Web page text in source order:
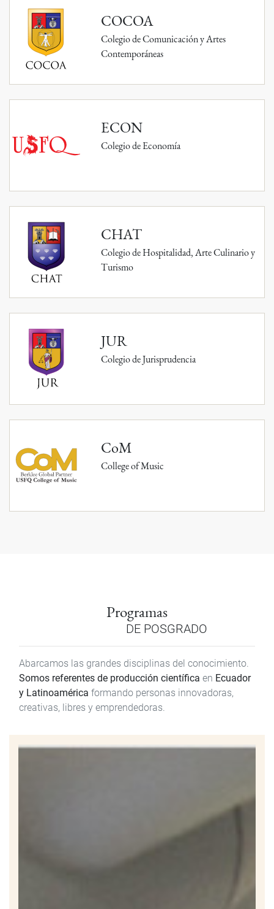
COCOA
Colegio de Comunicación y Artes
Contemporáneas
ECON
Colegio de Economía
CHAT
Colegio de Hospitalidad, Arte Culinario y
Turismo
JUR
Colegio de Jurisprudencia
CoM
College of Music
Programas
DE POSGRADO
Abarcamos las grandes disciplinas del conocimiento.
Somos referentes de producción científica en Ecuador
y Latinoamérica formando personas innovadoras,
creativas, libres y emprendedoras.